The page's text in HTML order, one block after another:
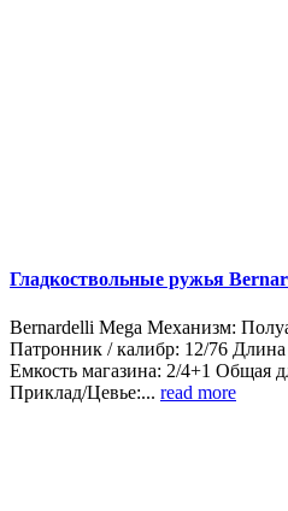
Гладкоствольные ружья
Bernardelli Mega Механизм:
Патронник / калибр: 12/76
Емкость магазина: 2/4+1 Общая
Приклад/Цевье:... read more